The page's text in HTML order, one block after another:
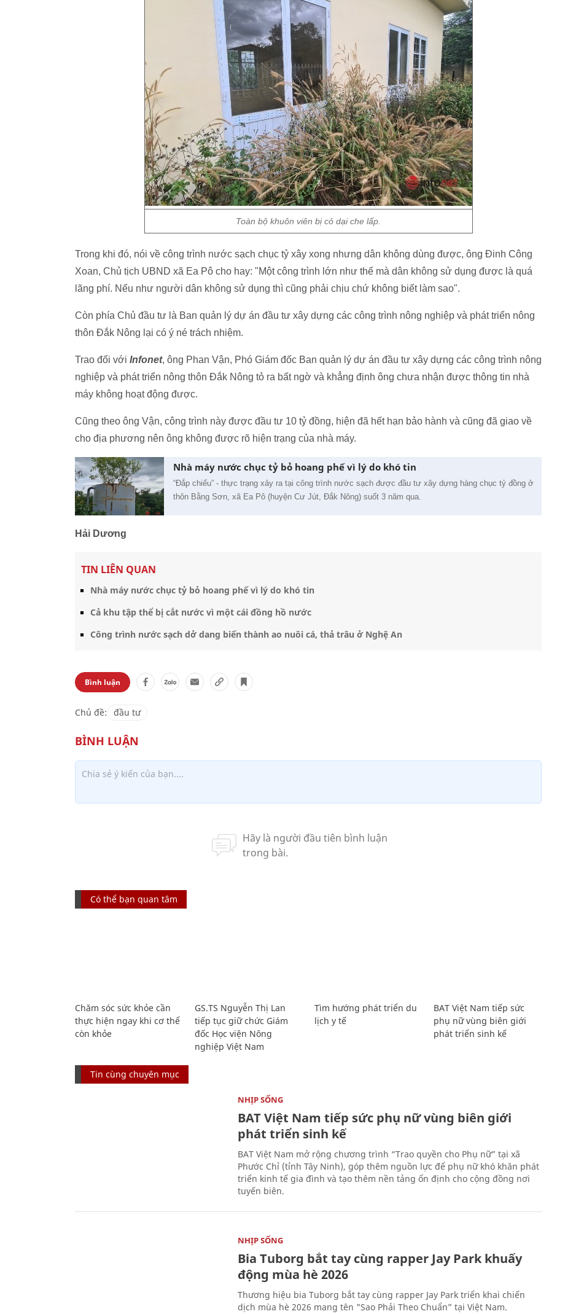
Toàn bộ khuôn viên bị cỏ dại che lấp.
Trong khi đó, nói về công trình nước sạch chục tỷ xây xong nhưng dân không dùng được, ông Đinh Công
Xoan, Chủ tịch UBND xã Ea Pô cho hay: "Một công trình lớn như thế mà dân không sử dụng được là quá
lãng phí. Nếu như người dân không sử dụng thì cũng phải chịu chứ không biết làm sao".
Còn phía Chủ đầu tư là Ban quản lý dự án đầu tư xây dựng các công trình nông nghiệp và phát triển nông
thôn Đắk Nông lại có ý né trách nhiệm.
Trao đổi với Infonet, ông Phan Vận, Phó Giám đốc Ban quản lý dự án đầu tư xây dựng các công trình nông
nghiệp và phát triển nông thôn Đắk Nông tỏ ra bất ngờ và khẳng định ông chưa nhận được thông tin nhà
máy không hoạt động được.
Cũng theo ông Vận, công trình này được đầu tư 10 tỷ đồng, hiện đã hết hạn bảo hành và cũng đã giao về
cho địa phương nên ông không được rõ hiện trạng của nhà máy.
Nhà máy nước chục tỷ bỏ hoang phế vì lý do khó tin
“Đắp chiếu” - thực trạng xảy ra tại công trình nước sạch được đầu tư xây dựng hàng chục tỷ đồng ở
thôn Bằng Sơn, xã Ea Pô (huyện Cư Jút, Đắk Nông) suốt 3 năm qua.
Hải Dương
TIN LIÊN QUAN
Nhà máy nước chục tỷ bỏ hoang phế vì lý do khó tin
Cả khu tập thể bị cắt nước vì một cái đồng hồ nước
Công trình nước sạch dở dang biến thành ao nuôi cá, thả trâu ở Nghệ An
Bình luận
Chủ đề: đầu tư
Có thể bạn quan tâm
Chăm sóc sức khỏe cần
thực hiện ngay khi cơ thể
còn khỏe
GS.TS Nguyễn Thị Lan
tiếp tục giữ chức Giám
đốc Học viện Nông
nghiệp Việt Nam
Tìm hướng phát triển du
lịch y tế
BAT Việt Nam tiếp sức
phụ nữ vùng biên giới
phát triển sinh kế
Tin cùng chuyên mục
NHỊP SỐNG
BAT Việt Nam tiếp sức phụ nữ vùng biên giới
phát triển sinh kế
BAT Việt Nam mở rộng chương trình “Trao quyền cho Phụ nữ” tại xã
Phước Chỉ (tỉnh Tây Ninh), góp thêm nguồn lực để phụ nữ khó khăn phát
triển kinh tế gia đình và tạo thêm nền tảng ổn định cho cộng đồng nơi
tuyến biên.
NHỊP SỐNG
Bia Tuborg bắt tay cùng rapper Jay Park khuấy
động mùa hè 2026
Thương hiệu bia Tuborg bắt tay cùng rapper Jay Park triển khai chiến
dịch mùa hè 2026 mang tên "Sao Phải Theo Chuẩn” tại Việt Nam.